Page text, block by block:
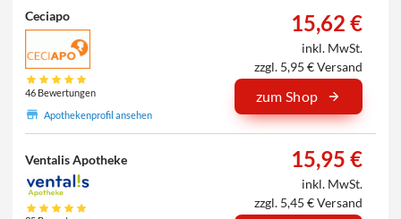
Ceciapo
46 Bewertungen
Apothekenprofil ansehen
15,62 €
inkl. MwSt.
zzgl. 5,95 € Versand
zum Shop
Ventalis Apotheke 15,95 €
inkl. MwSt.
zzgl. 5,45 € Versand